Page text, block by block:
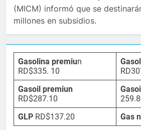
(MICM) informó que se
millones en subsidios.
Gasolina premiun
RD$335. 10
Gasoil premiun
RD$287.10
GLP RD$137.20 Gas